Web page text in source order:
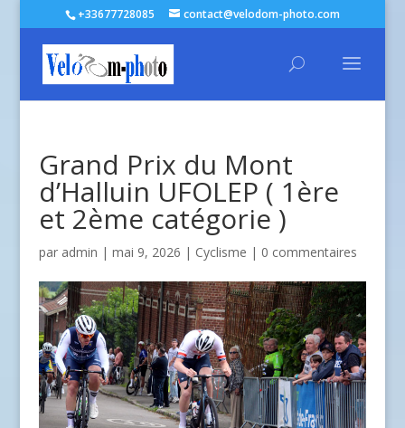
+33677728085 contact@velodom-photo.com
Grand Prix du Mont
d’Halluin UFOLEP ( 1ère
et 2ème catégorie )
par admin | mai 9, 2026 | Cyclisme | 0 commentaires